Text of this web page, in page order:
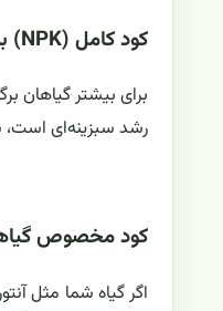
کود کامل (NPK) برای رشد عمومی
رشد سبزینه‌ای است،
کود مخصوص
اگر گیاه شما مثل